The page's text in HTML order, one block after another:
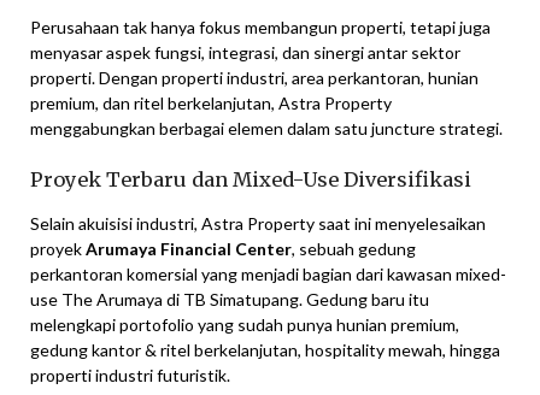
Perusahaan tak hanya fokus membangun properti, tetapi juga
menyasar aspek fungsi, integrasi, dan sinergi antar sektor
properti. Dengan properti industri, area perkantoran, hunian
premium, dan ritel berkelanjutan, Astra Property
menggabungkan berbagai elemen dalam satu juncture strategi.
Proyek Terbaru dan Mixed-Use Diversifikasi
Selain akuisisi industri, Astra Property saat ini menyelesaikan
proyekArumaya Financial Center, sebuah gedung
perkantoran komersial yang menjadi bagian dari kawasan mixed-
use The Arumaya di TB Simatupang. Gedung baru itu
melengkapi portofolio yang sudah punya hunian premium,
gedung kantor & ritel berkelanjutan, hospitality mewah, hingga
properti industri futuristik.